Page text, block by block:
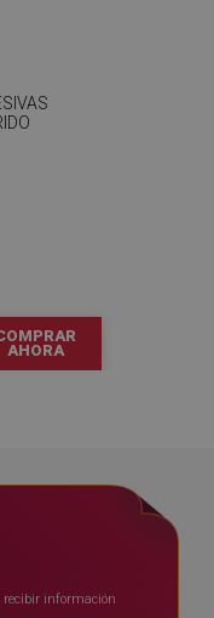
AHORA
recibir información